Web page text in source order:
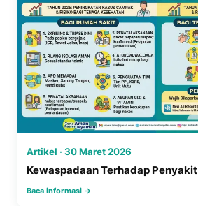
Artikel · 30 Maret 2026
Kewaspadaan Terhadap
Baca informasi →